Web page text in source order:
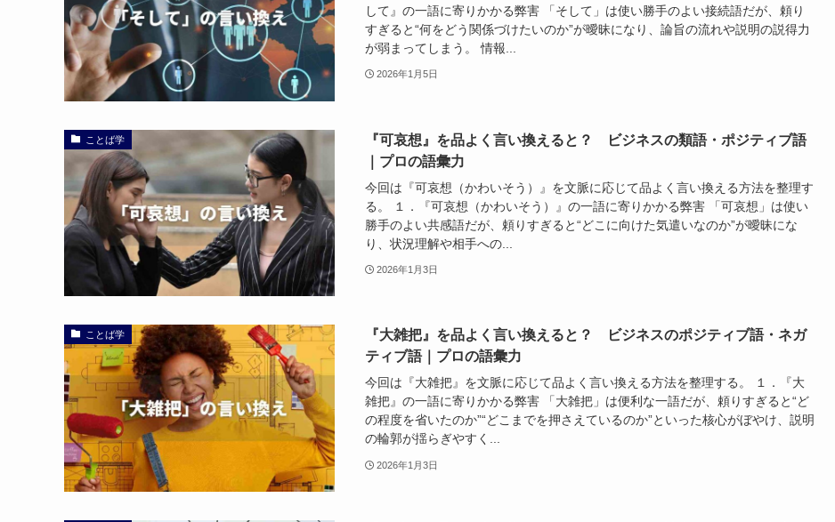
して』の一語に寄りかかる弊害 「そして」は使い勝手のよい接続語だが、頼り
すぎると“何をどう関係づけたいのか”が曖昧になり、論旨の流れや説明の説得力
が弱まってしまう。 情報...
2026年1月5日
ことば学
『可哀想』を品よく言い換えると？ ビジネスの類語・ポジティブ語
｜プロの語彙力
今回は『可哀想（かわいそう）』を文脈に応じて品よく言い換える方法を整理す
る。 １．『可哀想（かわいそう）』の一語に寄りかかる弊害 「可哀想」は使い
勝手のよい共感語だが、頼りすぎると“どこに向けた気遣いなのか”が曖昧にな
り、状況理解や相手への...
2026年1月3日
ことば学
『大雑把』を品よく言い換えると？ ビジネスのポジティブ語・ネガ
ティブ語｜プロの語彙力
今回は『大雑把』を文脈に応じて品よく言い換える方法を整理する。 １．『大
雑把』の一語に寄りかかる弊害 「大雑把」は便利な一語だが、頼りすぎると“ど
の程度を省いたのか”“どこまでを押さえているのか”といった核心がぼやけ、説明
の輪郭が揺らぎやすく...
2026年1月3日